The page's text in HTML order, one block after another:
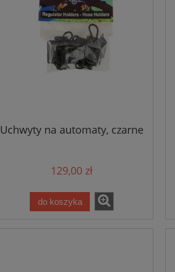
Uchwyty na automaty, czarne
129,00 zł
do koszyka